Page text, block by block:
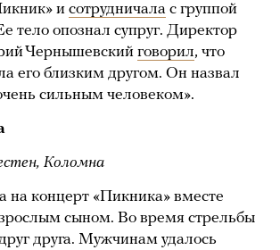
и сотрудничала с группой
тело опознал супруг. Директор
Чернышевский говорил, что
его близким другом. Он назвал
сильным человеком».
Коломна
на концерт «Пикника» вместе
сыном. Во время стрельбы
друга. Мужчинам удалось